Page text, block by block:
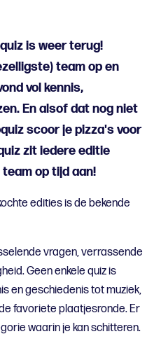
is weer terug!
team op en
vol kennis,
En alsof dat nog niet
scoor je pizza's voor
zit iedere editie
team op tijd aan!
edities is de bekende
vragen, verrassende
Geen enkele quiz is
en geschiedenis tot muziek,
favoriete plaatjesronde. Er
waarin je kan schitteren.